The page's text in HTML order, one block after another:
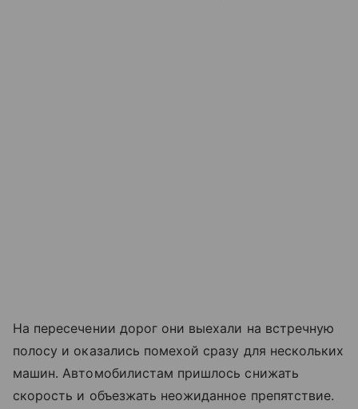
На пересечении дорог они выехали на встречную
полосу и оказались помехой сразу для нескольких
машин. Автомобилистам пришлось снижать
скорость и объезжать неожиданное препятствие.